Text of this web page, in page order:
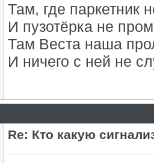
Там, где паркетник
И пузотёрка не
Там Веста наша
И ничего с ней не
Re: Кто какую